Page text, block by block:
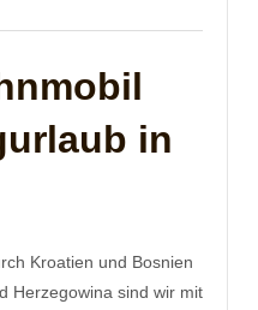
in
Kroatien und Bosnien
Herzegowina sind wir mit